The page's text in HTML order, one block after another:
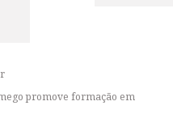
promove formação em